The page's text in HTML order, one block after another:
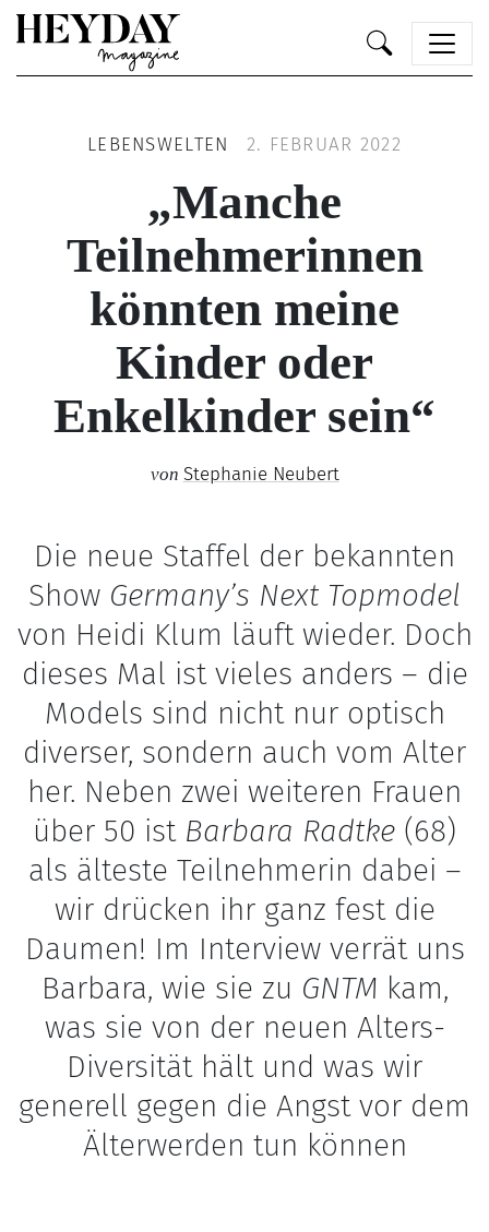
LEBENSWELTEN 2. FEBRUAR 2022
„Manche
Teilnehmerinnen
könnten meine
Kinder oder
Enkelkinder sein“
von Stephanie Neubert
Die neue Staffel der bekannten
Show Germany’s Next Topmodel
von Heidi Klum läuft wieder. Doch
dieses Mal ist vieles anders – die
Models sind nicht nur optisch
diverser, sondern auch vom Alter
her. Neben zwei weiteren Frauen
über 50 ist Barbara Radtke (68)
als älteste Teilnehmerin dabei –
wir drücken ihr ganz fest die
Daumen! Im Interview verrät uns
Barbara, wie sie zu GNTM kam,
was sie von der neuen Alters-
Diversität hält und was wir
generell gegen die Angst vor dem
Älterwerden tun können